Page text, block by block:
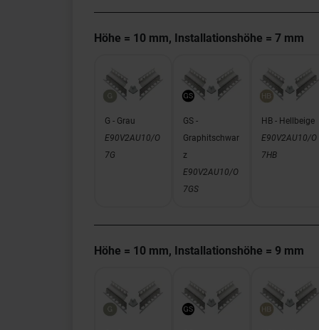
Höhe = 10 mm, Installationshöhe = 7 mm
G - Grau
E90V2AU10/O
7G
GS -
Graphitschwar
z
E90V2AU10/O
7GS
HB - Hellbeige
E90V2AU10/O
7HB
Höhe = 10 mm, Installationshöhe = 9 mm